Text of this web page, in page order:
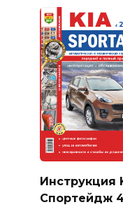
Инструкция
Спортейдж